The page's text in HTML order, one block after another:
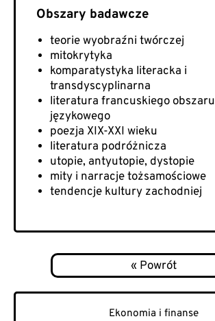
teorie wyobraźni twórczej
mitokrytyka
komparatystyka literacka i
transdyscyplinarna
literatura francuskiego obszaru
językowego
poezja XIX-XXI wieku
literatura podróżnicza
utopie, antyutopie, dystopie
mity i narracje tożsamościowe
tendencje kultury zachodniej
Ekonomia i finanse